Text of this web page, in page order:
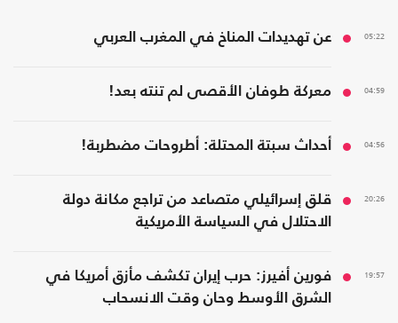
05:22 عن تهديدات المناخ في المغرب العربي
04:59 معركة طوفان الأقصى لم تنته بعد!
04:56 أحداث سبتة المحتلة: أطروحات مضطربة!
20:26
قلق إسرائيلي متصاعد من تراجع مكانة دولة
الاحتلال في السياسة الأمريكية
19:57
فورين أفيرز: حرب إيران تكشف مأزق أمريكا في
الشرق الأوسط وحان وقت الانسحاب